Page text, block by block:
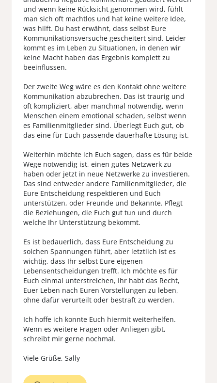
und wenn keine Rücksicht genommen wird, fühlt
man sich oft machtlos und hat keine weitere Idee,
was hilft. Du hast erwähnt, dass selbst Eure
Kommunikationsversuche gescheitert sind. Leider
kommt es im Leben zu Situationen, in denen wir
keine Macht haben das Ergebnis komplett zu
beeinflussen.
Der zweite Weg wäre es den Kontakt ohne weitere
Kommunikation abzubrechen. Das ist traurig und
oft kompliziert, aber manchmal notwendig, wenn
Menschen einem emotional schaden, selbst wenn
es Familienmitglieder sind. Überlegt Euch gut, ob
das eine für Euch passende dauerhafte Lösung ist.
Weiterhin möchte ich Euch sagen, dass es für beide
Wege notwendig ist, einen gutes Netzwerk zu
haben oder jetzt in neue Netzwerke zu investieren.
Das sind entweder andere Familienmitglieder, die
Eure Entscheidung respektieren und Euch
unterstützen, oder Freunde und Bekannte. Pflegt
die Beziehungen, die Euch gut tun und durch
welche Ihr Unterstützung bekommt.
Es ist bedauerlich, dass Eure Entscheidung zu
solchen Spannungen führt, aber letztlich ist es
wichtig, dass Ihr selbst Eure eigenen
Lebensentscheidungen trefft. Ich möchte es für
Euch einmal unterstreichen, Ihr habt das Recht,
Euer Leben nach Euren Vorstellungen zu leben,
ohne dafür verurteilt oder bestraft zu werden.
Ich hoffe ich konnte Euch hiermit weiterhelfen.
Wenn es weitere Fragen oder Anliegen gibt,
schreibt mir gerne nochmal.